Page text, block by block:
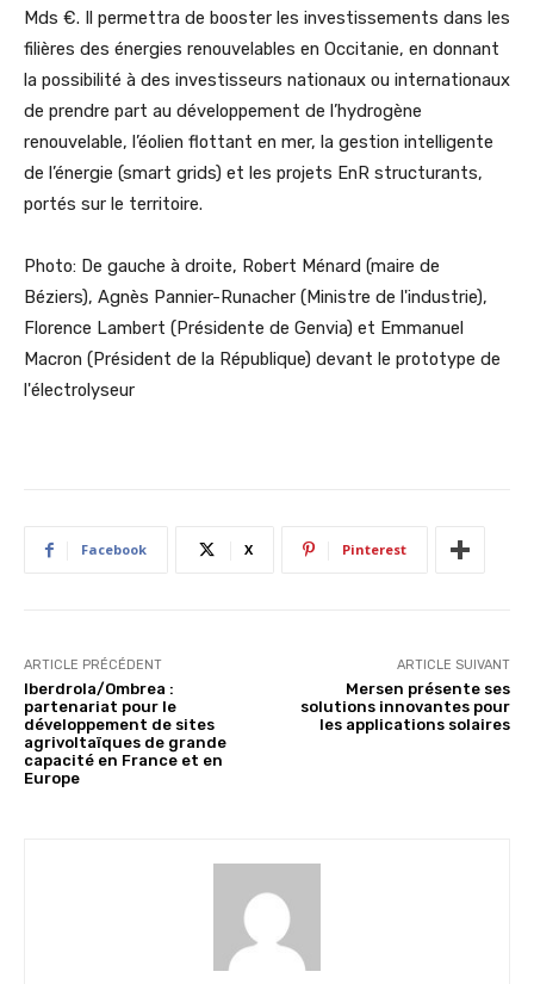
Mds €. Il permettra de booster les investissements dans les
filières des énergies renouvelables en Occitanie, en donnant
la possibilité à des investisseurs nationaux ou internationaux
de prendre part au développement de l’hydrogène
renouvelable, l’éolien flottant en mer, la gestion intelligente
de l’énergie (smart grids) et les projets EnR structurants,
portés sur le territoire.
Photo: De gauche à droite, Robert Ménard (maire de
Béziers), Agnès Pannier-Runacher (Ministre de l'industrie),
Florence Lambert (Présidente de Genvia) et Emmanuel
Macron (Président de la République) devant le prototype de
l'électrolyseur
Facebook X Pinterest
ARTICLE PRÉCÉDENT
Iberdrola/Ombrea :
partenariat pour le
développement de sites
agrivoltaïques de grande
capacité en France et en
Europe
ARTICLE SUIVANT
Mersen présente ses
solutions innovantes pour
les applications solaires